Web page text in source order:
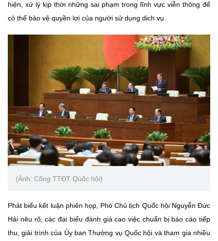
hiện, xử lý kịp thời những sai phạm trong lĩnh vực viễn thông để
có thể bảo vệ quyền lợi của người sử dụng dịch vụ.
(Ảnh: Cổng TTĐT Quốc hội)
Phát biểu kết luận phiên họp, Phó Chủ tịch Quốc hội Nguyễn Đức
Hải nêu rõ, các đại biểu đánh giá cao việc chuẩn bị báo cáo tiếp
thu, giải trình của Ủy ban Thường vụ Quốc hội và tham gia nhiều